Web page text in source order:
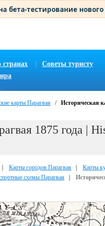
бета-тестирование
странах
Советы туристу
карты Парагвая / Историческая
1875 года |
Карты городов Парагвая Карты
схемы Парагвая